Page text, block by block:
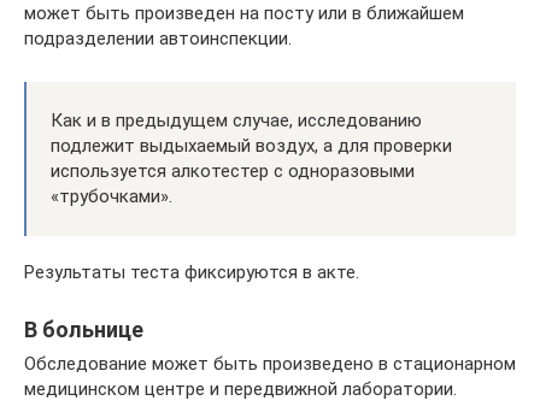
может быть произведен на посту или в ближайшем
подразделении автоинспекции.
Как и в предыдущем случае, исследованию
подлежит выдыхаемый воздух, а для проверки
используется алкотестер с одноразовыми
«трубочками».
Результаты теста фиксируются в акте.
В больнице
Обследование может быть произведено в стационарном
медицинском центре и передвижной лаборатории.